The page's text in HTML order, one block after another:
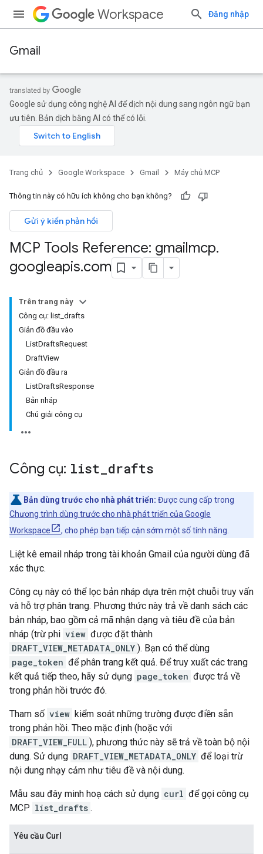
Workspace Đăng nhập
Gmail
Google sử dụng công nghệ AI để dịch nội dung sang ngôn ngữ bạn
ưu tiên. Bản dịch bằng AI có thể có lỗi.
Trang chủ Google Workspace Gmail Máy chủ MCP
Thông tin này có hữu ích không cho bạn không?
Gửi ý kiến phản hồi
MCP Tools Reference: gmailmcp.
googleapis.com
Trên trang này
Công cụ: list_drafts
Giản đồ đầu vào
ListDraftsRequest
DraftView
Giản đồ đầu ra
ListDraftsResponse
Bản nháp
Chú giải công cụ
Công cụ: list drafts
Bản dùng trước cho nhà phát triển: Được cung cấp trong
Chương trình dùng trước cho nhà phát triển của Google
Workspace
, cho phép bạn tiếp cận sớm một số tính năng.
Liệt kê email nháp trong tài khoản Gmail của người dùng đã
xác thực.
Công cụ này có thể lọc bản nháp dựa trên một chuỗi truy vấn
và hỗ trợ phân trang. Phương thức này trả về danh sách các
bản nháp, bao gồm cả mã nhận dạng và tiêu đề của bản
nháp (trừ phi view được đặt thành
DRAFT_VIEW_METADATA_ONLY ). Bạn có thể dùng
page_token để phân trang kết quả. Để truy xuất các trang
kết quả tiếp theo, hãy sử dụng page_token được trả về
trong phản hồi trước đó.
Tham số view kiểm soát những trường được điền sẵn
trong phản hồi. Theo mặc định (hoặc với
DRAFT_VIEW_FULL ), phương thức này sẽ trả về toàn bộ nội
dung. Sử dụng DRAFT_VIEW_METADATA_ONLY để loại trừ
nội dung nhạy cảm như tiêu đề và nội dung.
Mẫu sau đây minh hoạ cách sử dụng curl để gọi công cụ
MCP list_drafts .
Yêu cầu Curl